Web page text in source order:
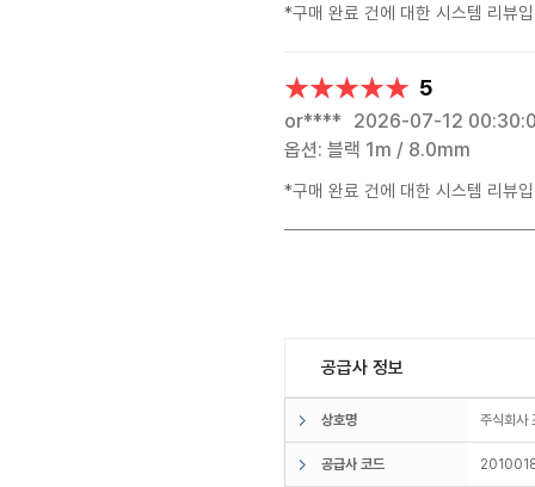
*구매 완료 건에 대한 시스템 리뷰
★★★★★
★★★★★ 5
or**** 2026-07-12
옵션: 블랙 1m / 8.0mm
*구매 완료 건에 대한 시스템 리뷰
공급사 정보
상호명 주식회
공급사 코드